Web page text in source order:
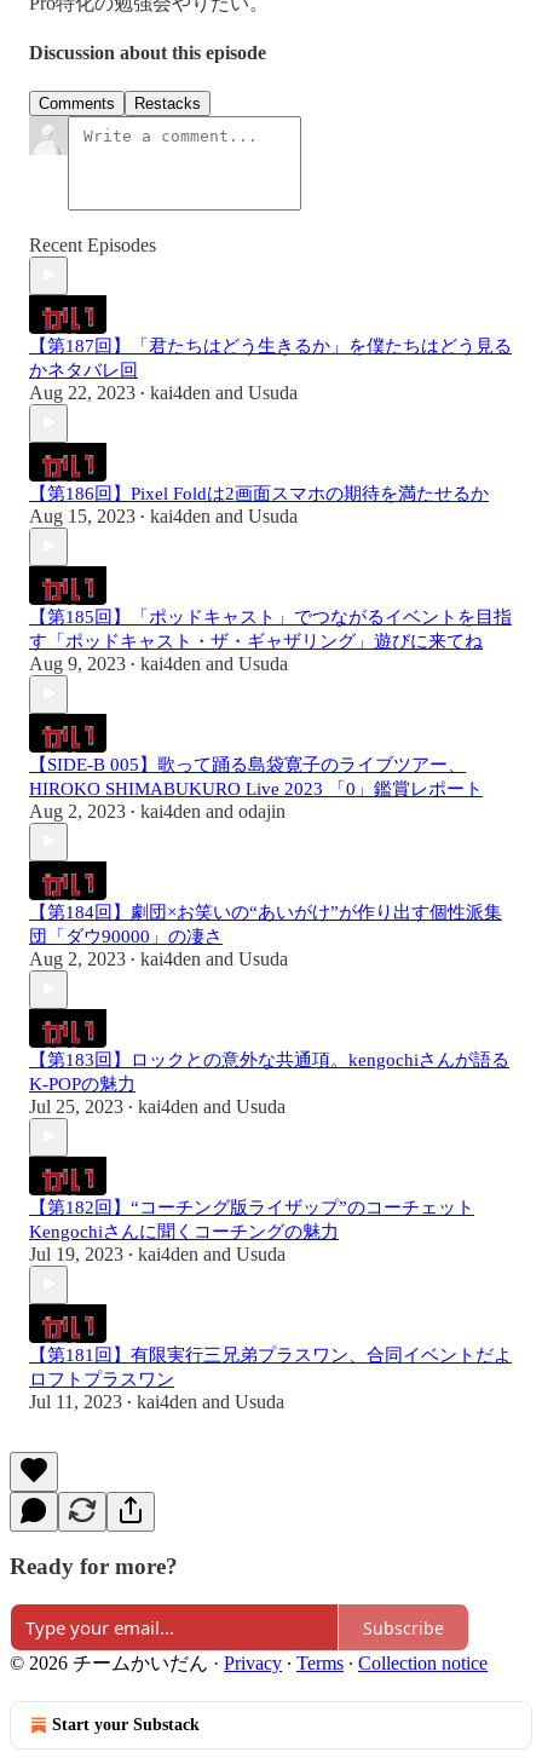
Discussion about this episode
Comments Restacks
Recent Episodes
【第187回】「君たちはどう生きるか」を僕たちはどう見る
かネタバレ回
Aug 22, 2023 • kai4den and Usuda
【第186回】Pixel Foldは2画面スマホの期待を満たせるか
Aug 15, 2023 • kai4den and Usuda
【第185回】「ポッドキャスト」でつながるイベントを目指
す「ポッドキャスト・ザ・ギャザリング」遊びに来てね
Aug 9, 2023 • kai4den and Usuda
【SIDE-B 005】歌って踊る島袋寛子のライブツアー、
HIROKO SHIMABUKURO Live 2023 「0」鑑賞レポート
Aug 2, 2023 • kai4den and odajin
【第184回】劇団×お笑いの“あいがけ”が作り出す個性派集
団「ダウ90000」の凄さ
Aug 2, 2023 • kai4den and Usuda
【第183回】ロックとの意外な共通項。kengochiさんが語る
K-POPの魅力
Jul 25, 2023 • kai4den and Usuda
【第182回】“コーチング版ライザップ”のコーチェット
Kengochiさんに聞くコーチングの魅力
Jul 19, 2023 • kai4den and Usuda
【第181回】有限実行三兄弟プラスワン、合同イベントだよ
ロフトプラスワン
Jul 11, 2023 • kai4den and Usuda
Ready for more?
Subscribe
© 2026 チームかいだん · Privacy ∙ Terms ∙ Collection notice
Start your Substack